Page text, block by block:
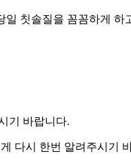
칫솔질을 꼼꼼하게 하
기 바랍니다.
다시 한번 알려주시기